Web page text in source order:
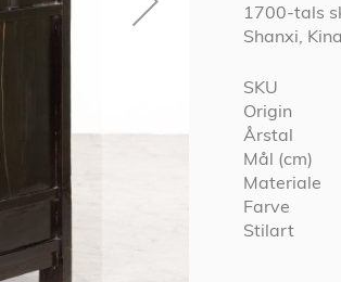
1700-tals
Shanxi,
SKU
Origin
Årstal
Mål (cm)
Materiale
Farve
Stilart